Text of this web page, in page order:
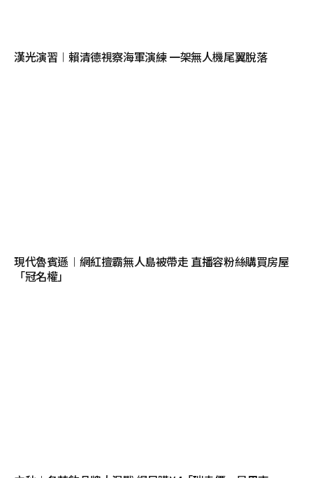
漢光演習︱賴清德視察海軍演練 一架無人機尾翼脫落
現代魯賓遜︱網紅擅霸無人島被帶走 直播容粉絲購買房屋
「冠名權」